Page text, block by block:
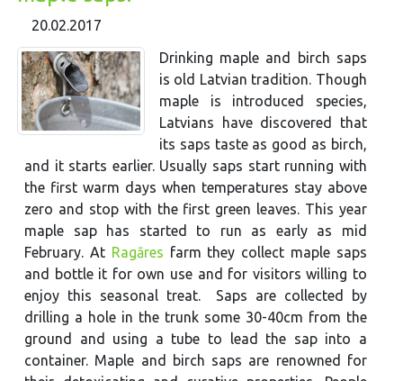
20.02.2017
Drinking maple and birch saps
is old Latvian tradition. Though
maple is introduced species,
Latvians have discovered that
its saps taste as good as birch,
and it starts earlier. Usually saps start running with
the first warm days when temperatures stay above
zero and stop with the first green leaves. This year
maple sap has started to run as early as mid
February. At Ragāres farm they collect maple saps
and bottle it for own use and for visitors willing to
enjoy this seasonal treat. Saps are collected by
drilling a hole in the trunk some 30-40cm from the
ground and using a tube to lead the sap into a
container. Maple and birch saps are renowned for